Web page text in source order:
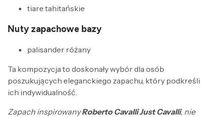
tiare tahitańskie
Nuty zapachowe bazy
palisander różany
Ta kompozycja to doskonały wybór dla osób
poszukujących eleganckiego zapachu, który podkreśli
ich indywidualność.
Zapach inspirowanyRoberto Cavalli Just Cavalli, nie